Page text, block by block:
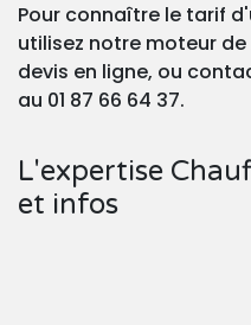
Pour connaître le tarif
utilisez notre moteur
devis en ligne, ou
au 01 87 66 64 37.
L'expertise
et infos